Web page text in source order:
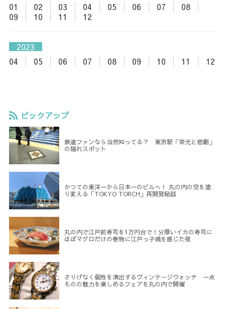
01
02 03 04 05 06 07
08
09
10 11 12
2023
04
05 06 07 08 09 10 11 12
ピックアップ
鉄道ファンなら当然知ってる？ 東京駅「栄光と悲劇」
の隠れスポット
かつての東洋一から日本一のビルへ！ 丸の内の空を塗
り変える「TOKYO TORCH」再開発秘話
丸の内で江戸前寿司を1万円台で！分厚いイカの寿司に
ほぼマグロだけの巻物に江戸っ子魂を感じた夜
さりげなく個性を演出するヴィンテージウォッチ 一点
ものの魅力を楽しめるフェアを丸の内で開催